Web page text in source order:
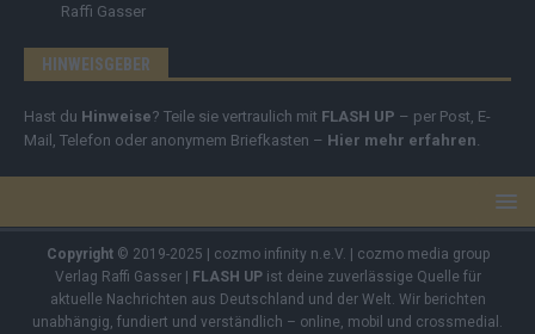
Raffi Gasser
HINWEISGEBER
Hast du Hinweise? Teile sie vertraulich mit FLASH UP – per Post, E-
Mail, Telefon oder anonymem Briefkasten – Hier mehr erfahren
Copyright© 2019-2025 | cozmo infinity n.e.V. | cozmo media group
Verlag Raffi Gasser |
FLASH UPist deine zuverlässige Quelle für
aktuelle Nachrichten aus Deutschland und der Welt. Wir berichten
unabhängig, fundiert und verständlich – online, mobil und crossmedial.